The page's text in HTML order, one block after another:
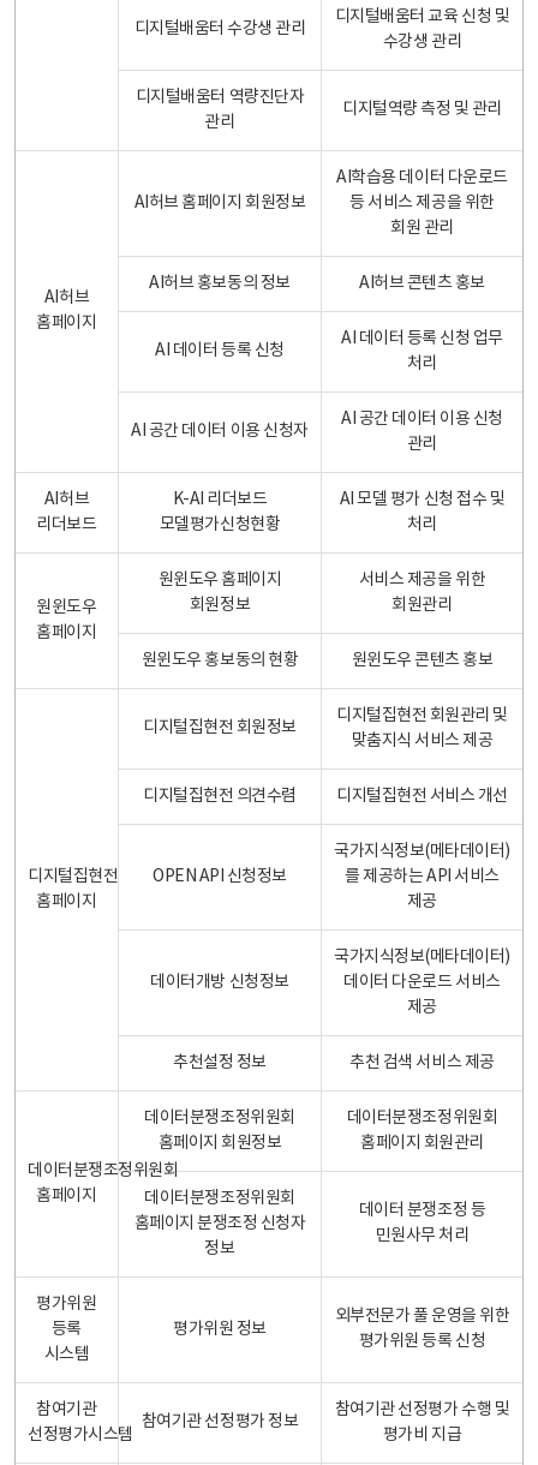
디지털배움터 수강생 관리
디지털배움터 교육 신청 및
수강생 관리
디지털배움터 역량진단자
관리
디지털역량 측정 및 관리
AI허브
홈페이지
AI허브 홈페이지 회원정보
AI학습용 데이터 다운로드
등 서비스 제공을 위한
회원 관리
AI허브 홍보동의 정보 AI허브 콘텐츠 홍보
AI 데이터 등록 신청
AI 데이터 등록 신청 업무
처리
AI 공간 데이터 이용 신청자
AI 공간 데이터 이용 신청
관리
AI허브
리더보드
K-AI 리더보드
모델평가신청현황
AI 모델 평가 신청 접수 및
처리
원윈도우
홈페이지
원윈도우 홈페이지
회원정보
서비스 제공을 위한
회원관리
원윈도우 홍보동의 현황 원윈도우 콘텐츠 홍보
디지털집현전
홈페이지
디지털집현전 회원정보
디지털집현전 회원관리 및
맞춤지식 서비스 제공
디지털집현전 의견수렴 디지털집현전 서비스 개선
OPEN API 신청정보
국가지식정보(메타데이터)
를 제공하는 API 서비스
제공
데이터개방 신청정보
국가지식정보(메타데이터)
데이터 다운로드 서비스
제공
추천설정 정보 추천 검색 서비스 제공
데이터분쟁조정위원회
홈페이지
데이터분쟁조정위원회
홈페이지 회원정보
데이터분쟁조정위원회
홈페이지 회원관리
데이터분쟁조정위원회
홈페이지 분쟁조정 신청자
정보
데이터 분쟁조정 등
민원사무 처리
평가위원
등록
시스템
평가위원 정보
외부전문가 풀 운영을 위한
평가위원 등록 신청
참여기관
선정평가시스템
참여기관 선정평가 정보
참여기관 선정평가 수행 및
평가비 지급